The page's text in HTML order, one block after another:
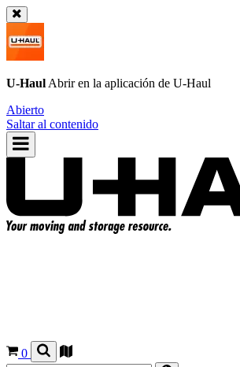
U-Haul Abrir en la aplicación de U-Haul
Abierto
Saltar al contenido
0